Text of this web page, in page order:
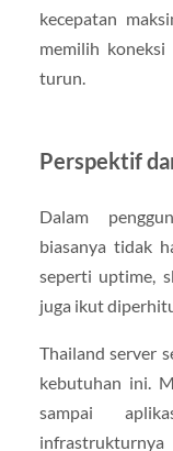
kecepatan
memilih
turun.
Perspektif
Dalam
biasanya tidak
seperti uptime,
juga ikut
Thailand server
kebutuhan ini.
sampai